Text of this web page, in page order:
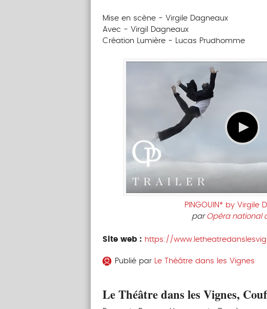
Mise en scène - Virgile Dagneaux
Avec - Virgil Dagneaux
Création Lumière - Lucas Prudhomme
PINGOUIN* by Virgile
par Opéra national
Site web : https://
Publié par Le Théâtre dans les Vignes
Le Théâtre dans les Vignes,